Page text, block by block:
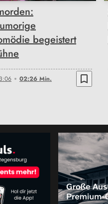
begeistert
02:26 Min. bookmark_border